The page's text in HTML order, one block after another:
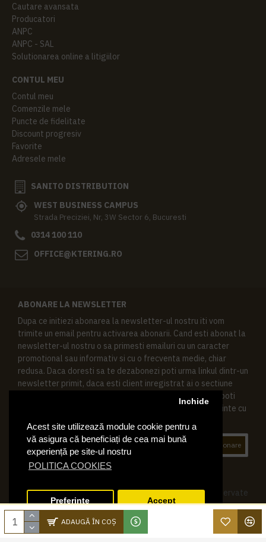
Acest site utilizează module cookie pentru a
vă asigura că beneficiați de cea mai bună
experiență pe site-ul nostru
POLITICA COOKIES
Inchide
Preferinte Accept
ADAUGĂ ÎN COŞ
Cautare avansata
Producatori
ANPC
ANPC - SAL
Solutionarea online a litigiilor
CONTUL MEU
Contul meu
Comenzile mele
Puncte de fidelitate
Discount progresiv
Favorite
Adresele mele
SANITO DISTRIBUTION
WEST BUSINESS CAMPUS
Strada Preciziei, Nr, 3W Sector 6, Bucuresti
0314 100 110
OFFICE@KTERING.RO
ABONARE LA NEWSLETTER
Dupa ce initiezi abonarea la newsletter-ul nostru iti vom
trimite un email pentru activarea abonarii. Cand esti abonat la
newsletter-ul nostru o sa primesti emailuri cu un caracter
promotional sau informativ si cu o frecventa medie, chiar
redusa. Daca doresti sa te dezabonezi poti urma linkul dintr-un
newsletter primit, daca esti client inregistrat ai o sectiune
speciala in contul tau in acest scop, si de asemenea ne poti
contacta oricand pe email pentru orice intrebari sau cerinte cu
Abonare
© 2019 Ktering.ro , Toate drepturile rezervate